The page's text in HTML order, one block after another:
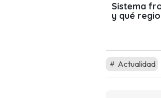
Sistema
y qué
Actualidad